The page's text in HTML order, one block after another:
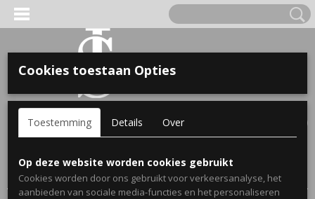
Inloggen Registreren
(0)
Home >Webshop>Cadeau's voor koppels> Set strandlakens
cadeau voor koppels - Gepersonaliseerd met datum en foto's
VOOR KINDEREN
OPA & OMA.
Cookies toestaan Opties
Toestemming Details Over
Op deze website worden cookies gebruikt
Cookies worden door ons gebruikt voor verkeersanalyse, het
aanbieden van sociale media-functies en het personaliseren